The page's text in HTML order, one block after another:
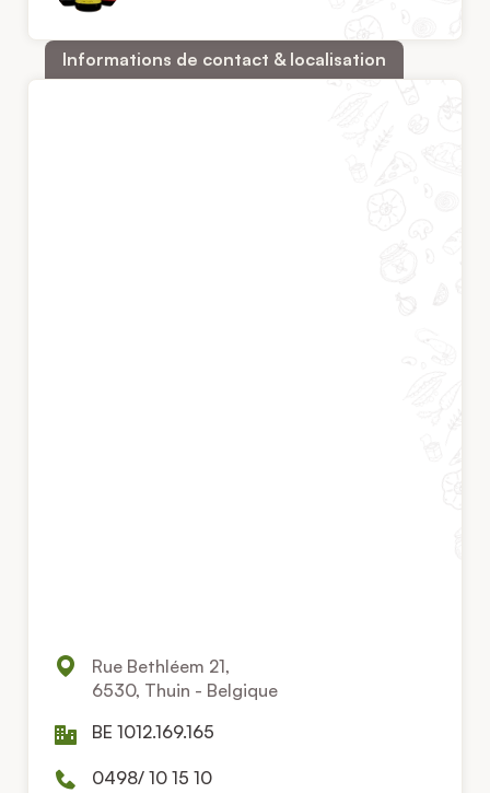
Informations de contact & localisation
Rue Bethléem 21,
6530, Thuin - Belgique
BE 1012.169.165
0498/ 10 15 10